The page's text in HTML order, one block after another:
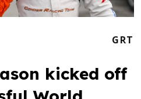
GRT
kicked off